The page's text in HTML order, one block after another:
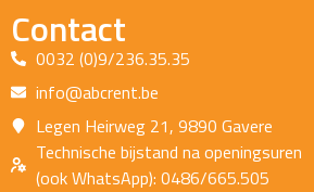
Contact
0032 (0)9/236.35.35
info@abcrent.be
Legen Heirweg 21, 9890 Gavere
Technische bijstand na openingsuren
(ook WhatsApp): 0486/665.505